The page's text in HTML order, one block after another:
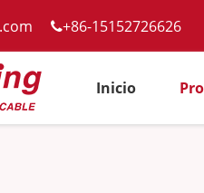
+86-15152726626
Inicio